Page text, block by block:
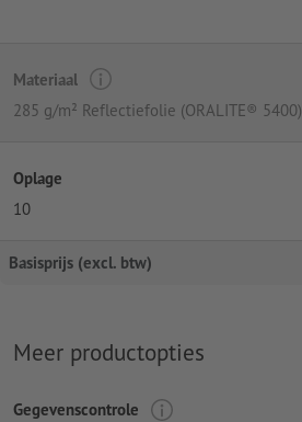
Materiaal
285 g/m² Reflectiefolie (ORALITE® 5400)
Oplage
10
Basisprijs (excl. btw)
Meer productopties
Gegevenscontrole